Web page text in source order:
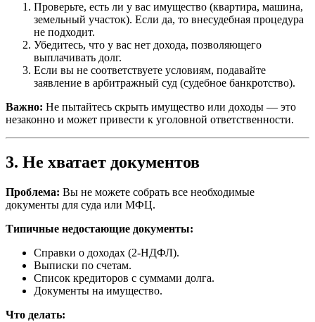
Проверьте, есть ли у вас имущество (квартира, машина,
земельный участок). Если да, то внесудебная процедура
не подходит.
Убедитесь, что у вас нет дохода, позволяющего
выплачивать долг.
Если вы не соответствуете условиям, подавайте
заявление в арбитражный суд (судебное банкротство).
Важно: Не пытайтесь скрыть имущество или доходы — это
незаконно и может привести к уголовной ответственности.
3. Не хватает документов
Проблема: Вы не можете собрать все необходимые
документы для суда или МФЦ.
Типичные недостающие документы:
Справки о доходах (2-НДФЛ).
Выписки по счетам.
Список кредиторов с суммами долга.
Документы на имущество.
Что делать: